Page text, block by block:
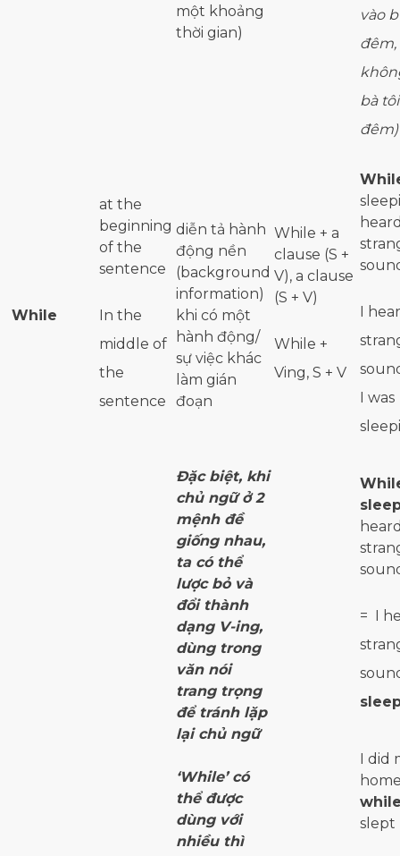
một khoảng
thời gian)
vào
bà
đêm)
While
at the
beginning
of the
sentence
In the
middle of
the
sentence
diễn tả hành
động nền
(background
information)
khi có một
hành động/
sự việc khác
làm gián
đoạn
While + a
clause (S +
V), a clause
(S + V)
While +
Ving, S + V
I
I was
Đặc biệt, khi
chủ ngữ ở 2
mệnh đề
giống nhau,
ta có thể
lược bỏ và
đổi thành
dạng V-ing,
dùng trong
văn nói
trang trọng
để tránh lặp
lại chủ ngữ
= I
‘While’ có
thể được
dùng với
nhiều thì
I did
slept